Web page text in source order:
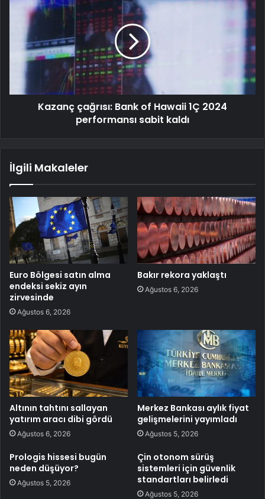
Kazanç çağrısı: Bank of Hawaii 1Ç 2024
performansı sabit kaldı
İlgili Makaleler
Euro Bölgesi satın alma
endeksi sekiz ayın
zirvesinde
Ağustos 6, 2026
Bakır rekora yaklaştı
Ağustos 6, 2026
Altının tahtını sallayan
yatırım aracı dibi gördü
Ağustos 6, 2026
Merkez Bankası aylık fiyat
gelişmelerini yayımladı
Ağustos 5, 2026
Prologis hissesi bugün
neden düşüyor?
Ağustos 5, 2026
Çin otonom sürüş
sistemleri için güvenlik
standartları belirledi
Ağustos 5, 2026